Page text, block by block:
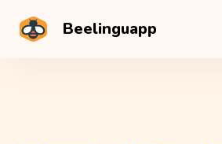
Beelinguapp